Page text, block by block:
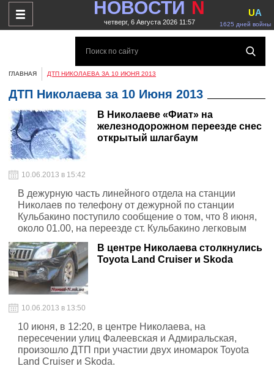
НОВОСТИ N
четверг, 6 Августа 2026 11:57 1625 дней войны
UA
ГЛАВНАЯ ДТП НИКОЛАЕВА ЗА 10 ИЮНЯ 2013
ДТП Николаева за 10 Июня 2013
В Николаеве «Фиат» на
железнодорожном переезде снес
открытый шлагбаум
10.06.2013 в 15:42
В дежурную часть линейного отдела на станции
Николаев по телефону от дежурной по станции
Кульбакино поступило сообщение о том, что 8 июня,
около 01.00, на переезде ст. Кульбакино легковым
автомобилем поврежден шлагбаум.
В центре Николаева столкнулись
Toyota Land Cruiser и Skoda
10.06.2013 в 13:50
10 июня, в 12:20, в центре Николаева, на
пересечении улиц Фалеевская и Адмиральская,
произошло ДТП при участии двух иномарок Toyota
Land Cruiser и Skoda.